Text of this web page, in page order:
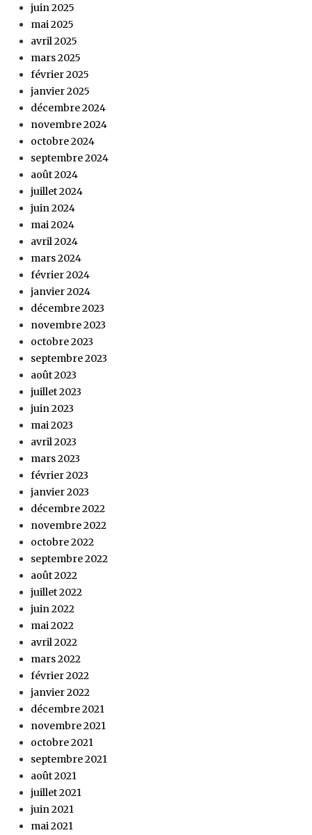
juin 2025
mai 2025
avril 2025
mars 2025
février 2025
janvier 2025
décembre 2024
novembre 2024
octobre 2024
septembre 2024
août 2024
juillet 2024
juin 2024
mai 2024
avril 2024
mars 2024
février 2024
janvier 2024
décembre 2023
novembre 2023
octobre 2023
septembre 2023
août 2023
juillet 2023
juin 2023
mai 2023
avril 2023
mars 2023
février 2023
janvier 2023
décembre 2022
novembre 2022
octobre 2022
septembre 2022
août 2022
juillet 2022
juin 2022
mai 2022
avril 2022
mars 2022
février 2022
janvier 2022
décembre 2021
novembre 2021
octobre 2021
septembre 2021
août 2021
juillet 2021
juin 2021
mai 2021